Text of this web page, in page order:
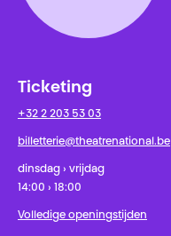
Ticketing
+32 2 203 53 03
billetterie@theatrenational.be
dinsdag › vrijdag
14:00 › 18:00
Volledige openingstijden